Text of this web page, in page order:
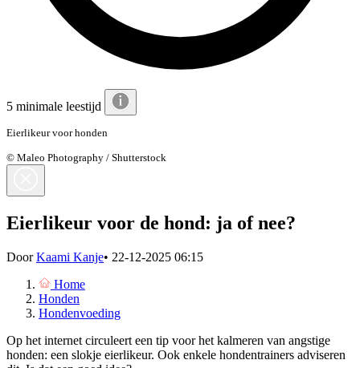
5 minimale leestijd
Eierlikeur voor honden
© Maleo Photography / Shutterstock
Eierlikeur voor de hond: ja of nee?
DoorKaami Kanje• 22-12-2025 06:15
Home
Honden
Hondenvoeding
Op het internet circuleert een tip voor het kalmeren van angstige
honden: een slokje eierlikeur. Ook enkele hondentrainers adviseren